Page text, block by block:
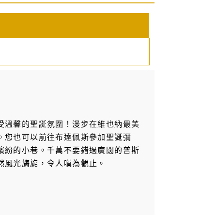
馨的聖誕氛圍！漫步在維也納最美
也可以前往布達佩斯參加聖誕彌
的小巷。千萬不要錯過廣闊的普斯
光旖旎，令人嘆為觀止。